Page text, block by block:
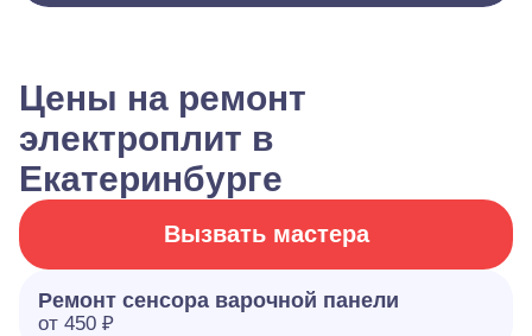
Цены на ремонт
электроплит в
Екатеринбурге
Вызвать мастера
Ремонт сенсора варочной панели
от 450 ₽